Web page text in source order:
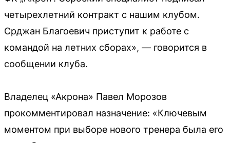
четырехлетний контракт с нашим клубом.
Срджан Благоевич приступит к работе с
командой на летних сборах», — говорится в
сообщении клуба.
Владелец «Акрона» Павел Морозов
прокомментировал назначение: «Ключевым
моментом при выборе нового тренера была его